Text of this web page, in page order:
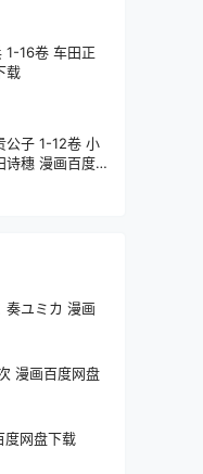
1-16卷 车田正
载
公子 1-12卷 小
诗穗 漫画百度
奏ユミカ 漫画
漫画百度网盘
度网盘下载